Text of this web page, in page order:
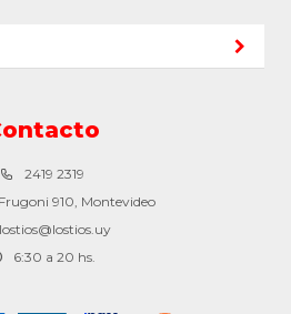
2419 2319
910, Montevideo
lostios@lostios.uy
6:30 a 20 hs.